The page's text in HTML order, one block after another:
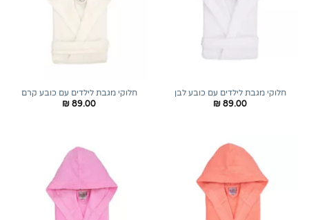
חלוקי מגבת לילדים עם כובע לבן
₪ 89.00
חלוקי מגבת לילדים עם כובע קרם
₪ 89.00